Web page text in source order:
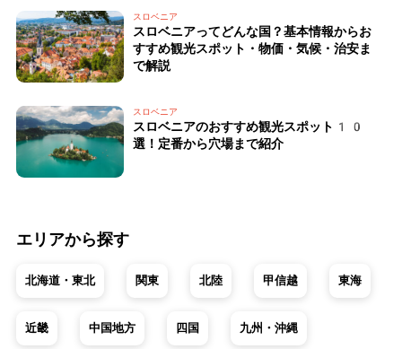
スロベニア
スロベニアってどんな国？基本情報からお
すすめ観光スポット・物価・気候・治安ま
で解説
スロベニア
スロベニアのおすすめ観光スポット10
選！定番から穴場まで紹介
エリアから探す
北海道・東北 関東 北陸 甲信越 東海
近畿 中国地方 四国 九州・沖縄